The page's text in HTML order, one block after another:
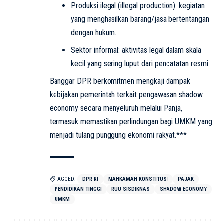
Produksi ilegal (illegal production): kegiatan
yang menghasilkan barang/jasa bertentangan
dengan hukum.
Sektor informal: aktivitas legal dalam skala
kecil yang sering luput dari pencatatan resmi.
Banggar DPR berkomitmen mengkaji dampak
kebijakan pemerintah terkait pengawasan shadow
economy secara menyeluruh melalui Panja,
termasuk memastikan perlindungan bagi UMKM yang
menjadi tulang punggung ekonomi rakyat.***
TAGGED: DPR RI MAHKAMAH KONSTITUSI
PAJAK
PENDIDIKAN TINGGI
RUU SISDIKNAS
SHADOW ECONOMY
UMKM